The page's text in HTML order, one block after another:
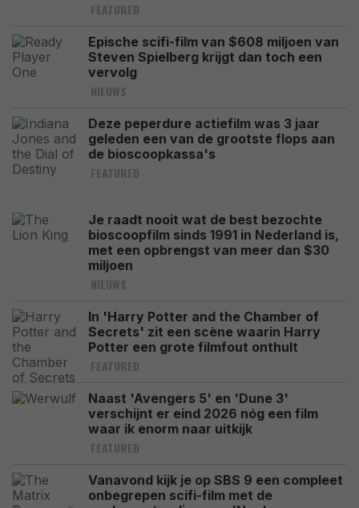
FEATURED
Epische scifi-film van $608 miljoen van
Steven Spielberg krijgt dan toch een
vervolg
NIEUWS
Deze peperdure actiefilm was 3 jaar
geleden een van de grootste flops aan
de bioscoopkassa's
FEATURED
Je raadt nooit wat de best bezochte
bioscoopfilm sinds 1991 in Nederland is,
met een opbrengst van meer dan $30
miljoen
NIEUWS
In 'Harry Potter and the Chamber of
Secrets' zit een scène waarin Harry
Potter een grote filmfout onthult
FEATURED
Naast 'Avengers 5' en 'Dune 3'
verschijnt er eind 2026 nóg een film
waar ik enorm naar uitkijk
FEATURED
Vanavond kijk je op SBS 9 een compleet
onbegrepen scifi-film met de